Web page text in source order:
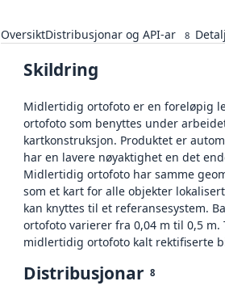
OversiktDistribusjonar og API-ar 8
Skildring
Midlertidig ortofoto er en foreløpig
ortofoto som benyttes under
kartkonstruksjon. Produktet er
har en lavere nøyaktighet en det
Midlertidig ortofoto har samme
som et kart for alle objekter
kan knyttes til et referansesystem.
ortofoto varierer fra 0,04 m til 0,5 m.
midlertidig ortofoto kalt rektifiserte
Distribusjonar 8